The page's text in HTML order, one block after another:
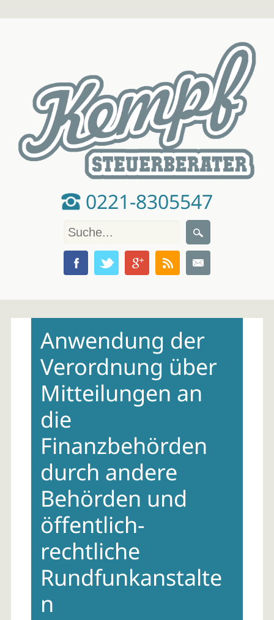
0221-8305547
contentAnwendung der
Verordnung über
Mitteilungen an
die
Finanzbehörden
durch andere
Behörden und
öffentlich-
rechtliche
Rundfunkanstalte
n